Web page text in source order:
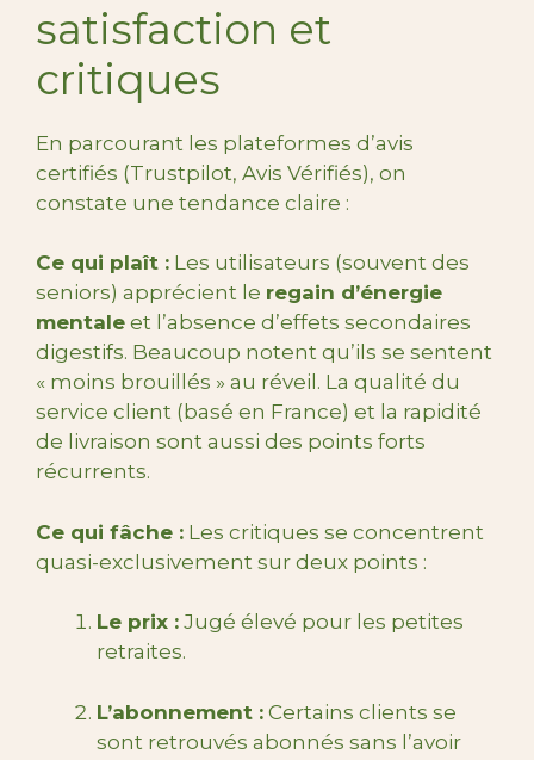
satisfaction et
critiques
En parcourant les plateformes d’avis
certifiés (Trustpilot, Avis Vérifiés), on
constate une tendance claire :
Ce qui plaît : Les utilisateurs (souvent des
seniors) apprécient le regain d’énergie
mentale et l’absence d’effets secondaires
digestifs. Beaucoup notent qu’ils se sentent
« moins brouillés » au réveil. La qualité du
service client (basé en France) et la rapidité
de livraison sont aussi des points forts
récurrents.
Ce qui fâche : Les critiques se concentrent
quasi-exclusivement sur deux points :
Le prix : Jugé élevé pour les petites
retraites.
L’abonnement : Certains clients se
sont retrouvés abonnés sans l’avoir